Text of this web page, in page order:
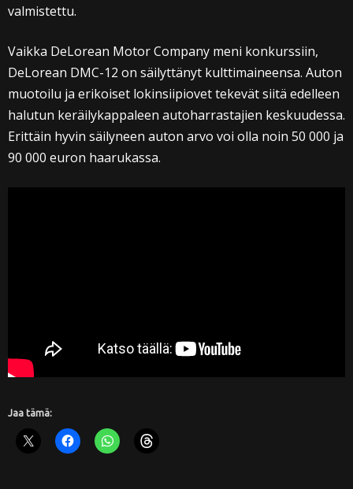
valmistettu.
Vaikka DeLorean Motor Company meni konkurssiin,
DeLorean DMC-12 on säilyttänyt kulttimaineensa. Auton
muotoilu ja erikoiset lokinsiipiovet tekevät siitä edelleen
halutun keräilykappaleen autoharrastajien keskuudessa.
Erittäin hyvin säilyneen auton arvo voi olla noin 50 000 ja
90 000 euron haarukassa.
Jaa tämä: